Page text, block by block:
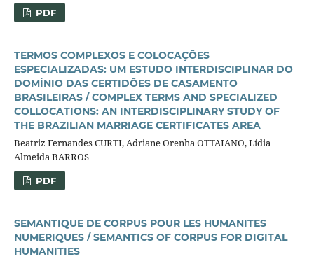
PDF
TERMOS COMPLEXOS E COLOCAÇÕES
ESPECIALIZADAS: UM ESTUDO INTERDISCIPLINAR DO
DOMÍNIO DAS CERTIDÕES DE CASAMENTO
BRASILEIRAS / COMPLEX TERMS AND SPECIALIZED
COLLOCATIONS: AN INTERDISCIPLINARY STUDY OF
THE BRAZILIAN MARRIAGE CERTIFICATES AREA
Beatriz Fernandes CURTI, Adriane Orenha OTTAIANO, Lídia
Almeida BARROS
PDF
SEMANTIQUE DE CORPUS POUR LES HUMANITES
NUMERIQUES / SEMANTICS OF CORPUS FOR DIGITAL
HUMANITIES